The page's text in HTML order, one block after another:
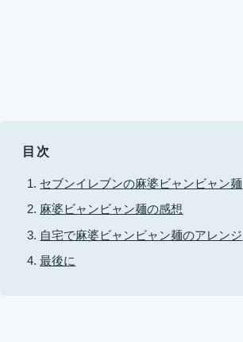
目次
セブンイレブンの麻婆ビャンビャン麺
麻婆ビャンビャン麺の感想
自宅で麻婆ビャンビャン麺のアレンジ
最後に